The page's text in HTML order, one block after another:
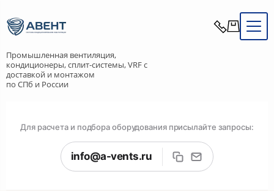
Промышленная вентиляция,
кондиционеры, сплит-системы, VRF с
доставкой и монтажом
по СПб и России
Для расчета и подбора оборудования присылайте запросы:
info@a-vents.ru